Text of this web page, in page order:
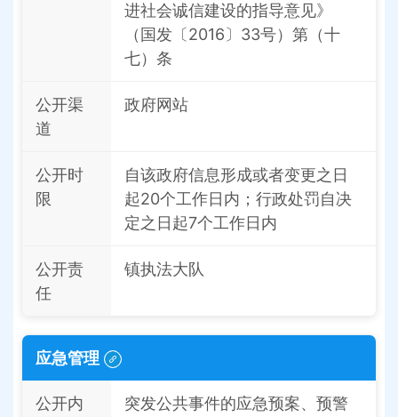
进社会诚信建设的指导意见》
（国发〔2016〕33号）第（十
七）条
公开渠
道
政府网站
公开时
限
自该政府信息形成或者变更之日
起20个工作日内；行政处罚自决
定之日起7个工作日内
公开责
任
镇执法大队
应急管理
公开内
突发公共事件的应急预案、预警